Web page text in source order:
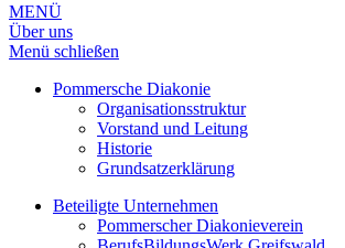
MENÜ
Über uns
Menü schließen
Pommersche Diakonie
Organisationsstruktur
Vorstand und Leitung
Historie
Grundsatzerklärung
Beteiligte Unternehmen
Pommerscher Diakonieverein